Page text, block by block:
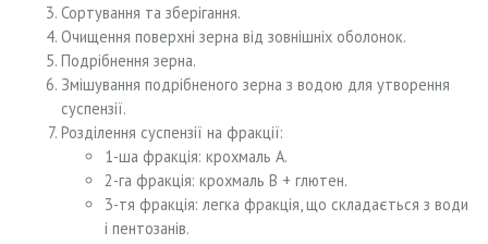
Сортування та зберігання.
Очищення поверхні зерна від зовнішніх оболонок.
Подрібнення зерна.
Змішування подрібненого зерна з водою для утворення
суспензії.
Розділення суспензії на фракції:
1-ша фракція: крохмаль А.
2-га фракція: крохмаль В + глютен.
3-тя фракція: легка фракція, що складається з води
і пентозанів.